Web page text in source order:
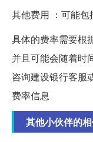
其他费用 ：可能包
具体的费率需要根
并且可能会随着时
咨询建设银行客服
费率信息
其他小伙伴的相